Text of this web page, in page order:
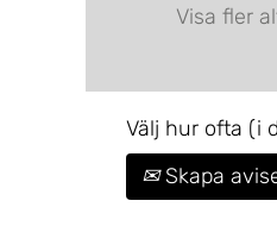
Visa fler
Välj hur ofta (i
Skapa